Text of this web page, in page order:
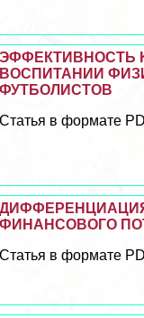
ЭФФЕКТИВНОСТЬ
ВОСПИТАНИИ
ФУТБОЛИСТОВ
Статья в формате
ФИНАНСОВОГО
Статья в формате